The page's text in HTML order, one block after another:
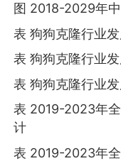
图 2018-2029年
表 狗狗克隆行业
表 狗狗克隆行业
表 狗狗克隆行业
表 2019-2023年
计
表 2019-2023年